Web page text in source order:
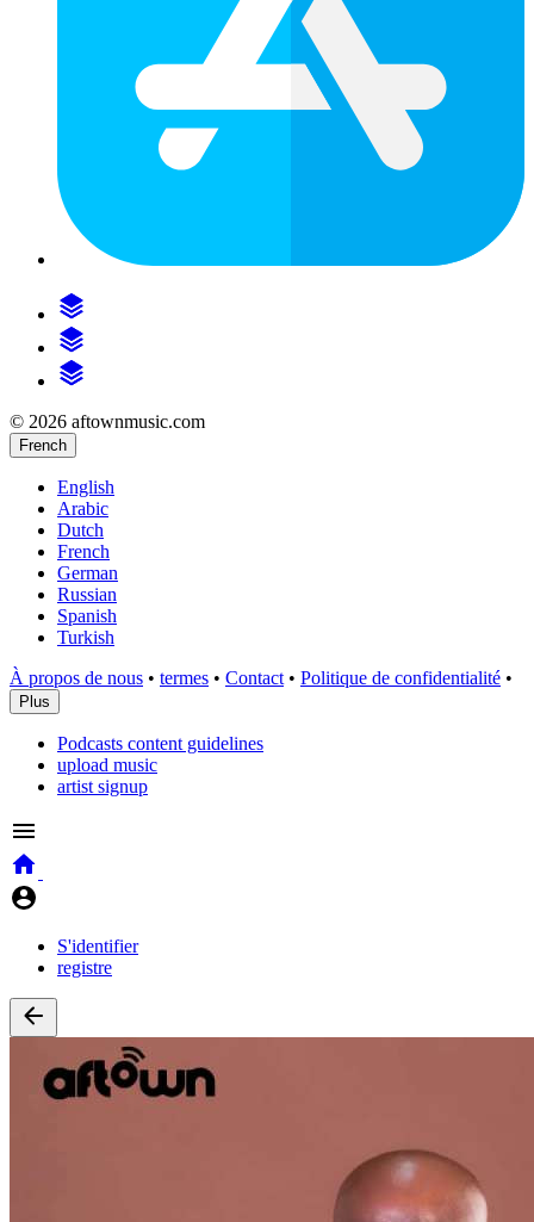
© 2026 aftownmusic.com
French
English
Arabic
Dutch
French
German
Russian
Spanish
Turkish
À propos de nous • termes • Contact • Politique de confidentialité •
Plus
Podcasts content guidelines
upload music
artist signup
S'identifier
registre